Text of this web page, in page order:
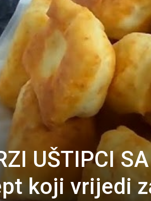
UŠTIPCI
koji vrijedi